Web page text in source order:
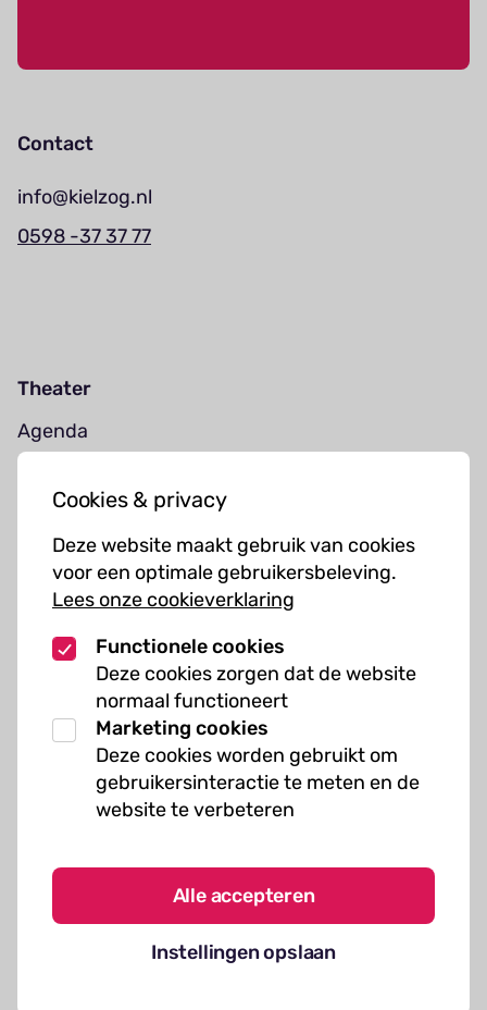
Cookies & privacy
Deze website maakt gebruik van cookies
voor een optimale gebruikersbeleving.
Lees onze cookieverklaring
Functionele cookies
Deze cookies zorgen dat de website
normaal functioneert
Marketing cookies
Deze cookies worden gebruikt om
gebruikersinteractie te meten en de
website te verbeteren
Alle accepteren
Instellingen opslaan
Contact
info@kielzog.nl
0598 -37 37 77
Theater
Agenda
Muziekcursussen
Kunst cursussen
Over ons
Organisatie
Werken bij Kielzog
Veelgestelde vragen
Algemene voorwaarden